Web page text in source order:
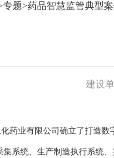
专题>药品智慧监管典型
建设
药业有限公司确立了打造
系统、生产制造执行系统